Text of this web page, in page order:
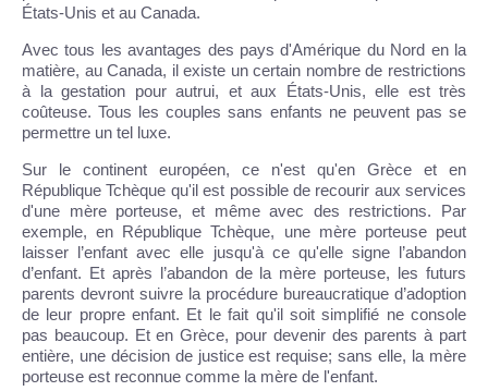
États-Unis et au Canada.
Avec tous les avantages des pays d'Amérique du Nord en la
matière, au Canada, il existe un certain nombre de restrictions
à la gestation pour autrui, et aux États-Unis, elle est très
coûteuse. Tous les couples sans enfants ne peuvent pas se
permettre un tel luxe.
Sur le continent européen, ce n'est qu'en Grèce et en
République Tchèque qu'il est possible de recourir aux services
d'une mère porteuse, et même avec des restrictions. Par
exemple, en République Tchèque, une mère porteuse peut
laisser l’enfant avec elle jusqu'à ce qu'elle signe l’abandon
d’enfant. Et après l’abandon de la mère porteuse, les futurs
parents devront suivre la procédure bureaucratique d’adoption
de leur propre enfant. Et le fait qu'il soit simplifié ne console
pas beaucoup. Et en Grèce, pour devenir des parents à part
entière, une décision de justice est requise; sans elle, la mère
porteuse est reconnue comme la mère de l'enfant.